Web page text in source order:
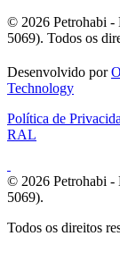
© 2026 Petrohabi
5069). Todos os
Desenvolvido por
Technology
Política de
RAL
© 2026 Petrohabi
5069).
Todos os direitos